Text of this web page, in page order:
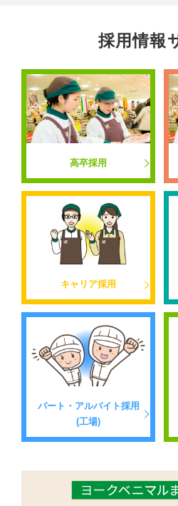
採用情報
高卒採用
キャリア採用
パート・アルバイト採用
(工場)